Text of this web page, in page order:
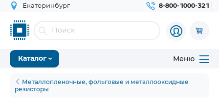
Екатеринбург 8-800-1000-321
Каталог Меню
Металлопленочные, фольговые и металлооксидные
резисторы